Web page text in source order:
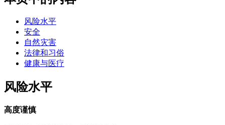
风险水平
安全
自然灾害
法律和习俗
健康与医疗
风险水平
高度谨慎